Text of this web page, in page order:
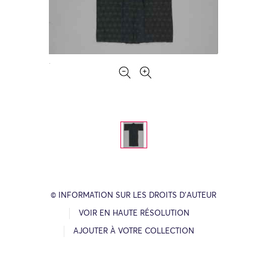
© INFORMATION SUR LES DROITS D’AUTEUR
VOIR EN HAUTE RÉSOLUTION
AJOUTER À VOTRE COLLECTION